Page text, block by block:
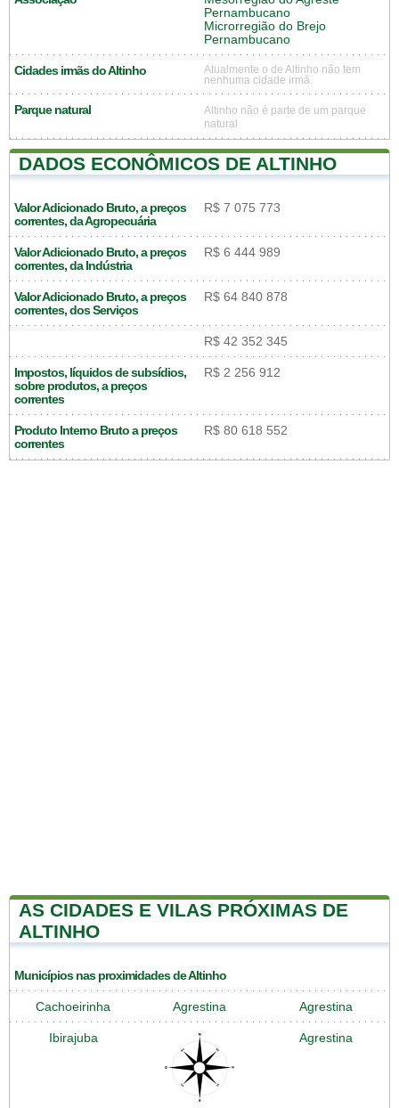
Pernambucano
Microrregião do Brejo
Pernambucano
Cidades irmãs do Altinho
Atualmente o de Altinho não tem
nenhuma cidade irmã.
Parque natural
Altinho não é parte de um parque
natural
DADOS ECONÔMICOS DE ALTINHO
Valor Adicionado Bruto, a preços
correntes, da Agropecuária
R$ 7 075 773
Valor Adicionado Bruto, a preços
correntes, da Indústria
R$ 6 444 989
Valor Adicionado Bruto, a preços
correntes, dos Serviços
R$ 64 840 878
R$ 42 352 345
Impostos, líquidos de subsídios,
sobre produtos, a preços
correntes
R$ 2 256 912
Produto Interno Bruto a preços
correntes
R$ 80 618 552
AS CIDADES E VILAS PRÓXIMAS DE
ALTINHO
Municípios nas proximidades de Altinho
Cachoeirinha Agrestina Agrestina
Ibirajuba Agrestina